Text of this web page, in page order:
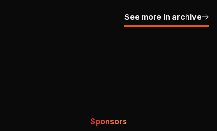
See more in archive
Sponsors